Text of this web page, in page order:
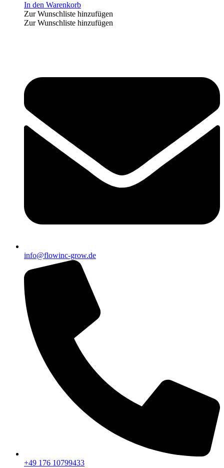
In den Warenkorb
Zur Wunschliste hinzufügen
Zur Wunschliste hinzufügen
info@flowinc-grow.de
+49 176 10799433